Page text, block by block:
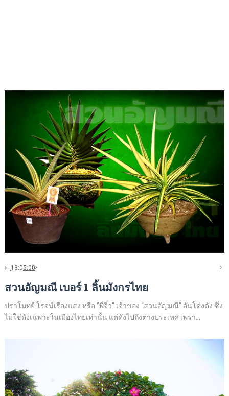
13:05:00
สวนอัญมณี เบอร์ 1 ลิ้นมังกรไทย
ปราโมทย์ โรจน์เรืองแสง หรือ “พี่จิ๋ว” เจ้าของ “สวนอัญมณี” อันโด่งดัง ซึ่ง
ไม่ใช่ดังเฉพาะในเมืองไทยเท่านั้น แต่ดังไปถึงต่างประเทศ เพรา...